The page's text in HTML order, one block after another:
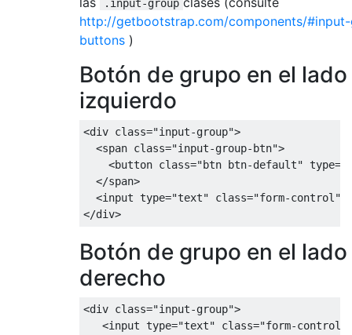
.input-group
http://getbootstrap.com/components/
buttons )
Botón de grupo en el lado
izquierdo
<div class="input-group">
<span class="input-group-btn">
<button class="btn btn-default" type=
</span>
<input type="text" class="form-control"
</div>
Botón de grupo en el lado
derecho
<div class="input-group">
<input type="text" class="form-control"